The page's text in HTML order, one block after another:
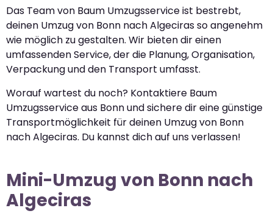
Das Team von Baum Umzugsservice ist bestrebt,
deinen Umzug von Bonn nach Algeciras so angenehm
wie möglich zu gestalten. Wir bieten dir einen
umfassenden Service, der die Planung, Organisation,
Verpackung und den Transport umfasst.
Worauf wartest du noch? Kontaktiere Baum
Umzugsservice aus Bonn und sichere dir eine günstige
Transportmöglichkeit für deinen Umzug von Bonn
nach Algeciras. Du kannst dich auf uns verlassen!
Mini-Umzug von Bonn nach
Algeciras